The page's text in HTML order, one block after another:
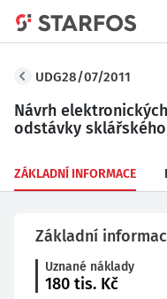
UDG28/07/2011
Návrh
odstávky
ZÁKLADNÍ INFORMACE
Základní
Uznané náklady
180 tis. Kč